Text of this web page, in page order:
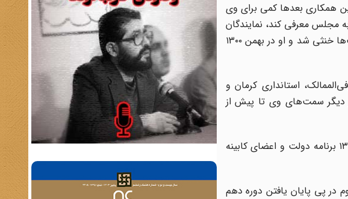
همکاری بعدها کمی برای وی
مجلس معرفی کند، نمایندگان
به علت اینکه آن دو از اعضای کابینه سیدضیاءالدین بودند، اعتراض کردند؛ ولی با وساطت مشیرالدوله مخالفت‌ها خنثی شد و او در بهمن ۱۳۰۰
استانداری‌ کرمان‌ و
دیگر سمت‌های وی تا پیش از
در پی سقوط دولت ‌محمدعلی فروغی، رضا شاه محمود جم‌ را عهده‌دار تشکیل ‌دولت ‌کرد و او در روز ۱۳ آذر ۱۳۱۴ برنامه دولت و اعضای کابینه
‌در پی ‌پایان ‌یافتن‌ دوره دهم